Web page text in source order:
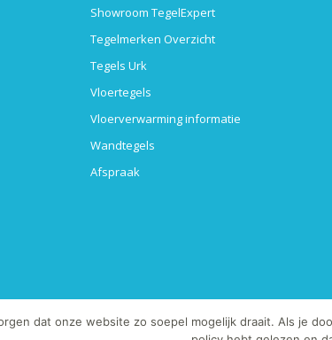
Showroom TegelExpert
Tegelmerken Overzicht
Tegels Urk
Vloertegels
Vloerverwarming informatie
Wandtegels
Afspraak
dat onze website zo soepel mogelijk draait. Als je